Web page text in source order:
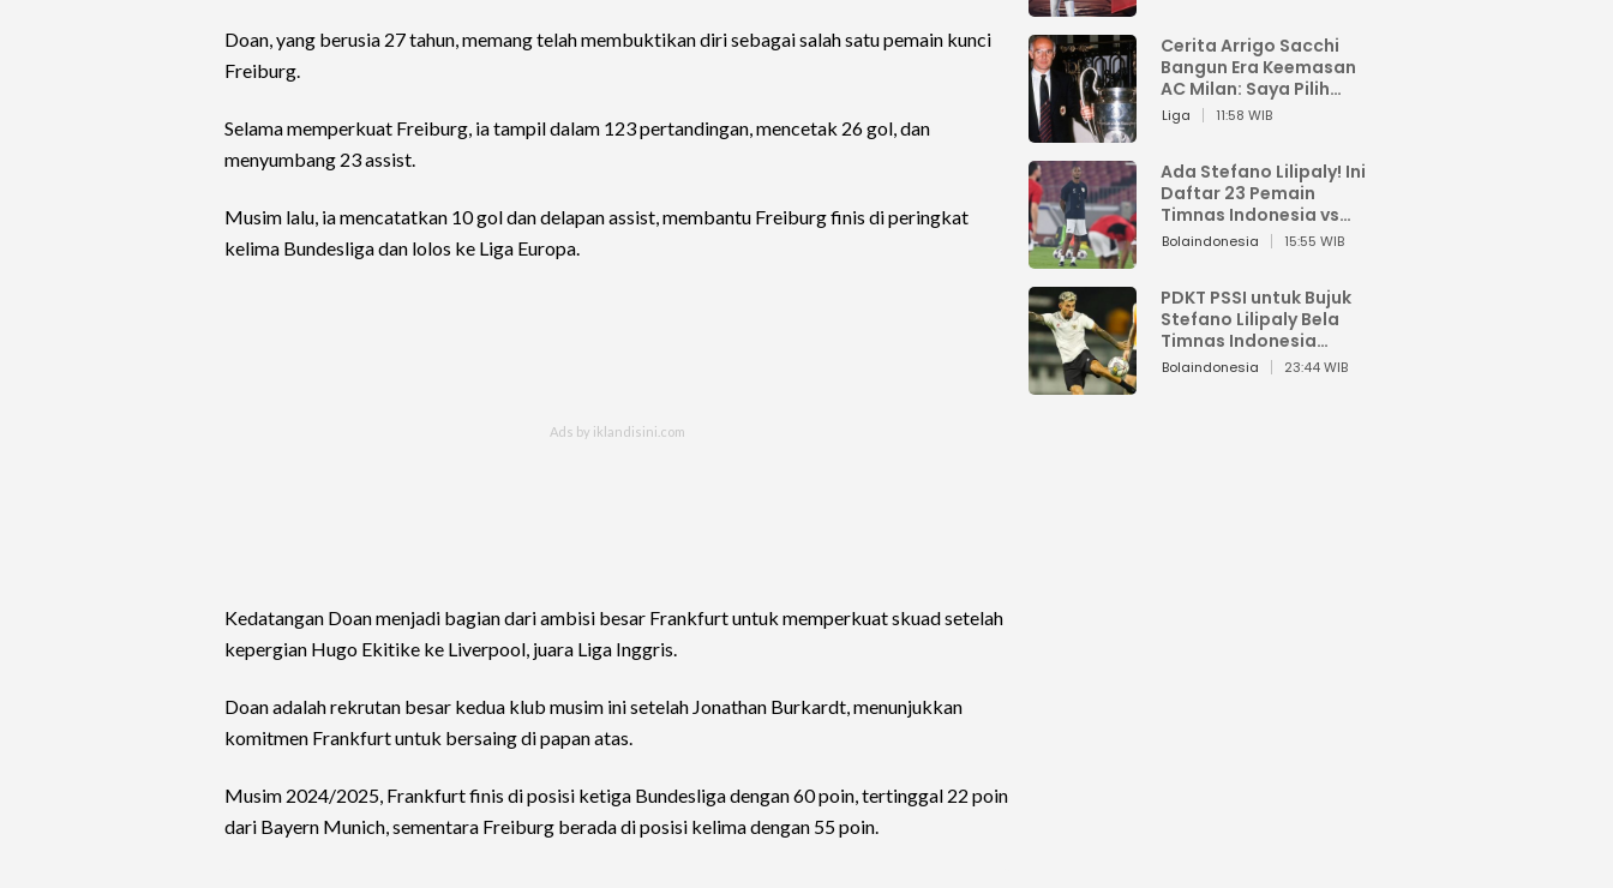
Doan, yang berusia 27 tahun, memang telah membuktikan diri sebagai salah satu pemain kunci
Freiburg.
Selama memperkuat Freiburg, ia tampil dalam 123 pertandingan, mencetak 26 gol, dan
menyumbang 23 assist.
Musim lalu, ia mencatatkan 10 gol dan delapan assist, membantu Freiburg finis di peringkat
kelima Bundesliga dan lolos ke Liga Europa.
Kedatangan Doan menjadi bagian dari ambisi besar Frankfurt untuk memperkuat skuad setelah
kepergian Hugo Ekitike ke Liverpool, juara Liga Inggris.
Doan adalah rekrutan besar kedua klub musim ini setelah Jonathan Burkardt, menunjukkan
komitmen Frankfurt untuk bersaing di papan atas.
Musim 2024/2025, Frankfurt finis di posisi ketiga Bundesliga dengan 60 poin, tertinggal 22 poin
dari Bayern Munich, sementara Freiburg berada di posisi kelima dengan 55 poin.
Cerita Arrigo Sacchi
Bangun Era Keemasan
AC Milan: Saya Pilih
Pemain dari Isi Otaknya
Liga 11:58 WIB
Ada Stefano Lilipaly! Ini
Daftar 23 Pemain
Timnas Indonesia vs
China
Bolaindonesia 15:55 WIB
PDKT PSSI untuk Bujuk
Stefano Lilipaly Bela
Timnas Indonesia
Berakhir Berantakan
Bolaindonesia 23:44 WIB